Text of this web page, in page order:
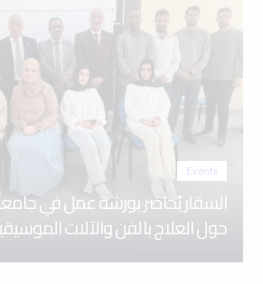
Events
السقار يُحاضر بورشة عمل في جامعة
حول العلاج بالفن والآلات